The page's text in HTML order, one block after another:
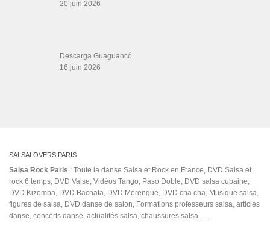
20 juin 2026
Descarga Guaguancó
16 juin 2026
SALSALOVERS PARIS
Salsa Rock Paris : Toute la danse Salsa et Rock en France, DVD Salsa et
rock 6 temps, DVD Valse, Vidéos Tango, Paso Doble, DVD salsa cubaine,
DVD Kizomba, DVD Bachata, DVD Merengue, DVD cha cha, Musique salsa,
figures de salsa, DVD danse de salon, Formations professeurs salsa, articles
danse, concerts danse, actualités salsa, chaussures salsa ….